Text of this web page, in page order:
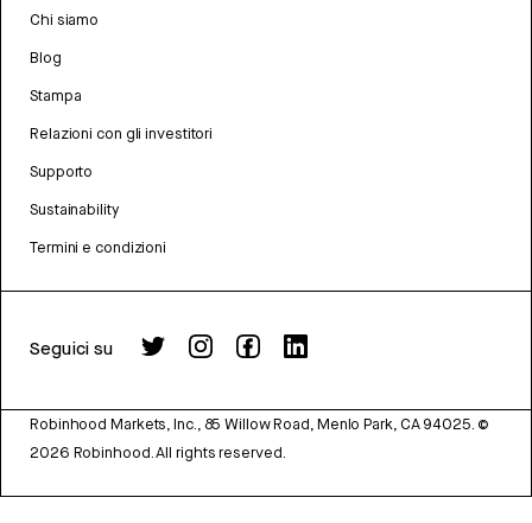
Chi siamo
Blog
Stampa
Relazioni con gli investitori
Supporto
Sustainability
Termini e condizioni
Seguici su
Robinhood Markets, Inc., 85 Willow Road, Menlo Park, CA 94025. ©
2026 Robinhood. All rights reserved.